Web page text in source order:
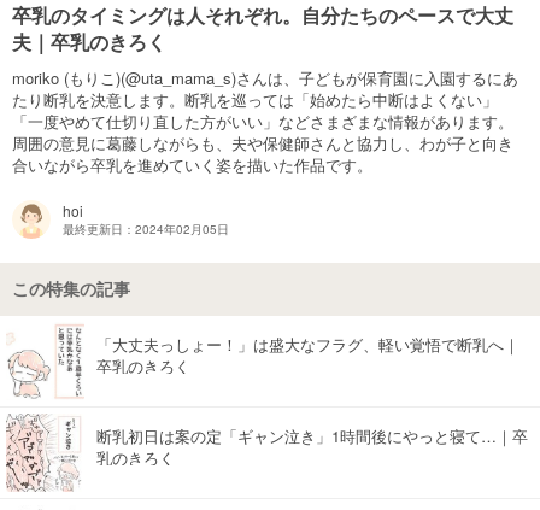
美容・ファッション
お仕事
住まい
卒乳のタイミングは人それぞれ。自分たちのペースで大丈
夫｜卒乳のきろく
moriko (もりこ)(@uta_mama_s)さんは、子どもが保育園に入園するにあ
たり断乳を決意します。断乳を巡っては「始めたら中断はよくない」
「一度やめて仕切り直した方がいい」などさまざまな情報があります。
周囲の意見に葛藤しながらも、夫や保健師さんと協力し、わが子と向き
合いながら卒乳を進めていく姿を描いた作品です。
hoi
最終更新日：2024年02月05日
この特集の記事
「大丈夫っしょー！」は盛大なフラグ、軽い覚悟で断乳へ｜
卒乳のきろく
断乳初日は案の定「ギャン泣き」1時間後にやっと寝て…｜卒
乳のきろく